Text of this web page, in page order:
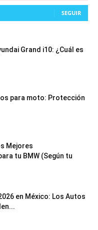
SEGUIR
Grand i10: ¿Cuál es
para moto: Protección
Mejores
tu BMW (Según tu
en México: Los Autos